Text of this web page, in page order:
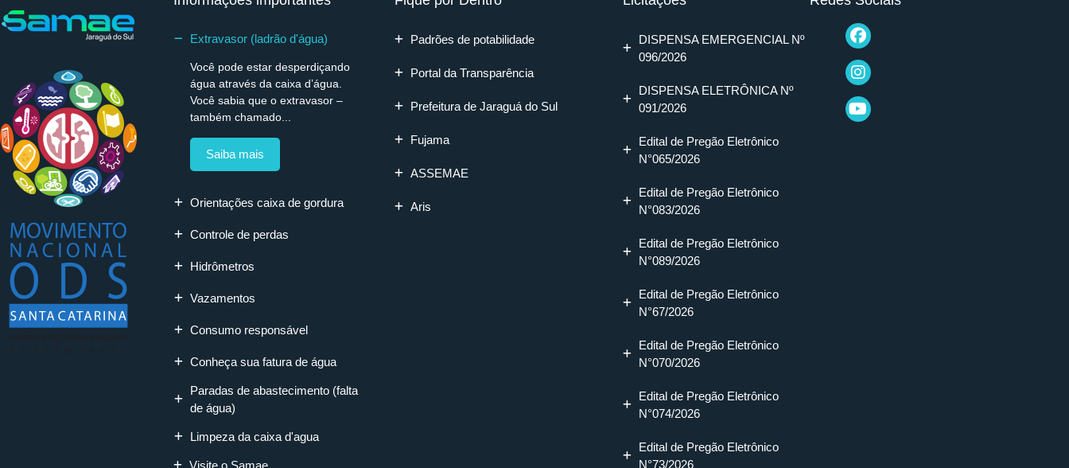
Extravasor (ladrão d'água)
Você pode estar desperdiçando
água através da caixa d’água.
Você sabia que o extravasor –
também chamado...
Saiba mais
Orientações caixa de gordura
Controle de perdas
Hidrômetros
Vazamentos
Consumo responsável
Conheça sua fatura de água
Paradas de abastecimento (falta
de água)
Limpeza da caixa d'agua
Visite o Samae
Padrões de potabilidade
Portal da Transparência
Prefeitura de Jaraguá do Sul
Fujama
ASSEMAE
Aris
DISPENSA EMERGENCIAL Nº
096/2026
DISPENSA ELETRÔNICA Nº
091/2026
Edital de Pregão Eletrônico
N°065/2026
Edital de Pregão Eletrônico
N°083/2026
Edital de Pregão Eletrônico
N°089/2026
Edital de Pregão Eletrônico
N°67/2026
Edital de Pregão Eletrônico
N°070/2026
Edital de Pregão Eletrônico
N°074/2026
Edital de Pregão Eletrônico
N°73/2026